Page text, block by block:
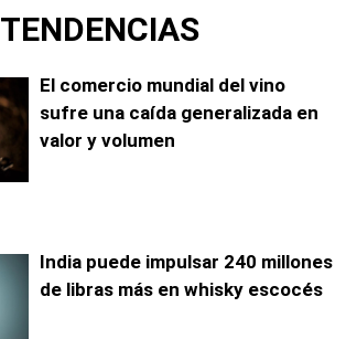
TENDENCIAS
El comercio mundial del vino
sufre una caída generalizada en
valor y volumen
India puede impulsar 240 millones
de libras más en whisky escocés